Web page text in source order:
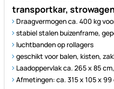
transportkar,
Draagvermogen ca. 400 kg
stabiel stalen buizenframe,
luchtbanden op rollagers
geschikt voor balen, kisten,
Laadoppervlak ca. 265 x 85
Afmetingen: ca. 315 x 105 x